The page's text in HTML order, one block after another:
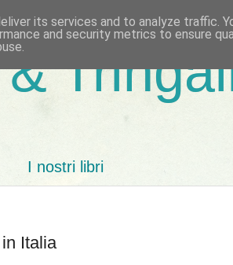
I nostri libri
Italia
its services and to analyze traffic.
and security metrics to ensure